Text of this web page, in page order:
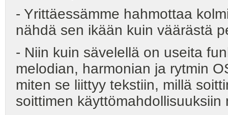
- Yrittäessämme hahmottaa
nähdä sen ikään kuin väärästä
- Niin kuin sävelellä on useita
melodian, harmonian ja rytmin
miten se liittyy tekstiin, millä
soittimen käyttömahdollisuuksiin